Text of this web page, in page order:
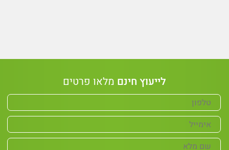
לייעוץ חינם מלאו פרטים